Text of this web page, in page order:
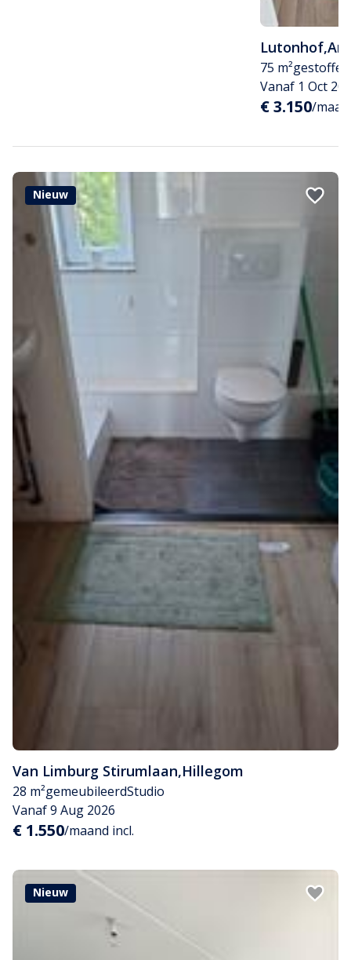
Lutonhof,
75 m²
Vanaf 1 Oct
€ 3.150/
Nieuw
Van Limburg Stirumlaan,Hillegom
28 m²gemeubileerdStudio
Vanaf 9 Aug 2026
€ 1.550/maand incl.
Nieuw